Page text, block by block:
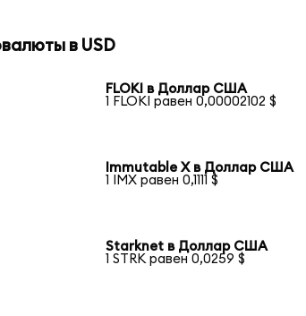
в USD
FLOKI в Доллар США
1 FLOKI равен 0,00002102 $
Immutable X в Доллар США
1 IMX равен 0,1111 $
Starknet в Доллар США
1 STRK равен 0,0259 $